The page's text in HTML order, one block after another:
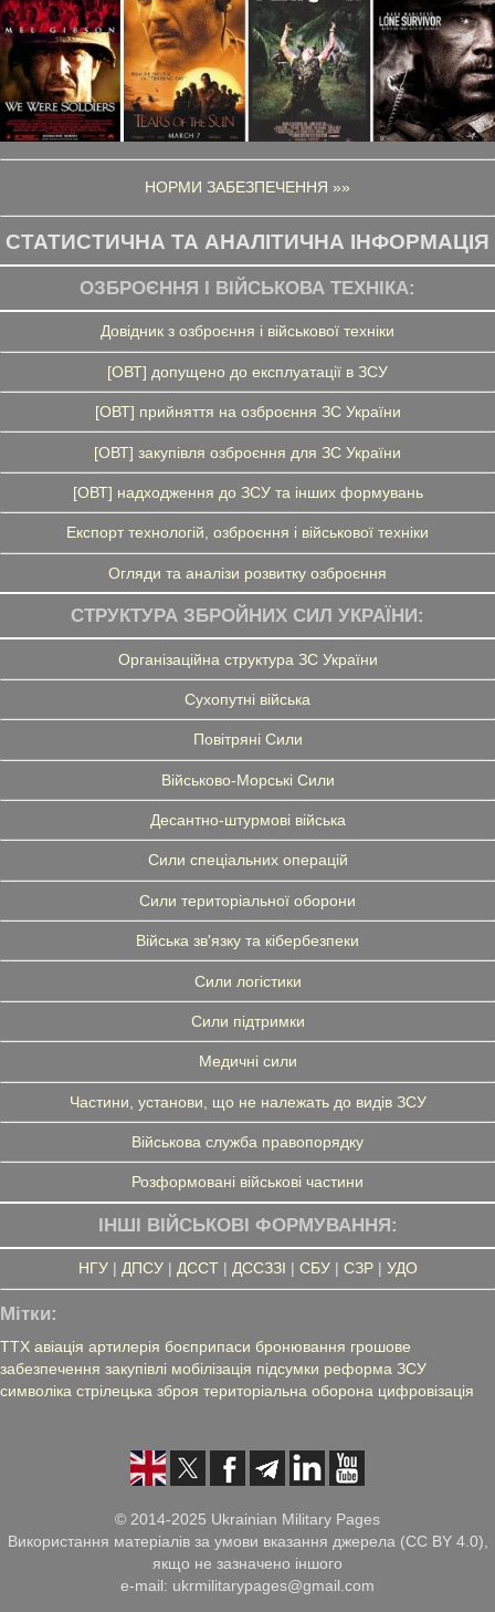
НОРМИ ЗАБЕЗПЕЧЕННЯ »»
СТАТИСТИЧНА ТА АНАЛІТИЧНА ІНФОРМАЦІЯ
ОЗБРОЄННЯ І ВІЙСЬКОВА ТЕХНІКА:
Довідник з озброєння і військової техніки
[ОВТ] допущено до експлуатації в ЗСУ
[ОВТ] прийняття на озброєння ЗС України
[ОВТ] закупівля озброєння для ЗС України
[ОВТ] надходження до ЗСУ та інших формувань
Експорт технологій, озброєння і військової техніки
Огляди та аналізи розвитку озброєння
СТРУКТУРА ЗБРОЙНИХ СИЛ УКРАЇНИ:
Організаційна структура ЗС України
Сухопутні війська
Повітряні Сили
Військово-Морські Сили
Десантно-штурмові війська
Сили спеціальних операцій
Сили територіальної оборони
Війська зв'язку та кібербезпеки
Сили логістики
Сили підтримки
Медичні сили
Частини, установи, що не належать до видів ЗСУ
Військова служба правопорядку
Розформовані військові частини
ІНШІ ВІЙСЬКОВІ ФОРМУВАННЯ:
НГУ| ДПСУ| ДССТ| ДССЗЗІ | СБУ| СЗР| УДО
Мітки:
ТТХ авіація артилерія боєприпаси бронювання грошове
забезпечення закупівлі мобілізація підсумки реформа ЗСУ
символіка стрілецька зброя територіальна оборона цифровізація
© 2014-2025 Ukrainian Military Pages
Використання матеріалів за умови вказання джерела (CC BY 4.0),
якщо не зазначено іншого
e-mail: ukrmilitarypages@gmail.com